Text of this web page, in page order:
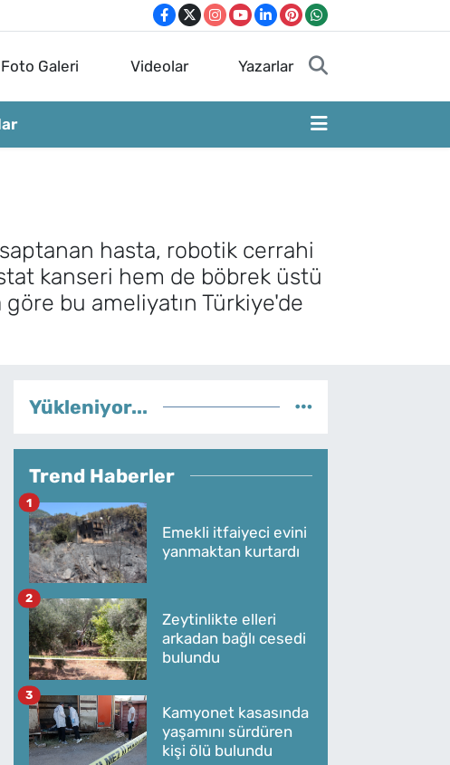
Foto Galeri Videolar Yazarlar
hasta, robotik cerrahi
kanseri hem de böbrek üstü
bu ameliyatın Türkiye'de
Yükleniyor...
Trend Haberler
Emekli itfaiyeci evini
yanmaktan kurtardı
1
Zeytinlikte elleri
arkadan bağlı cesedi
bulundu
2
Kamyonet kasasında
yaşamını sürdüren
kişi ölü bulundu
3